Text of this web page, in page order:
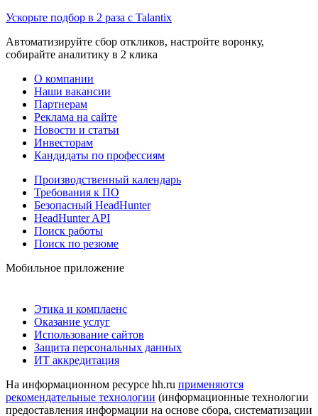
Ускорьте подбор в 2 раза с Talantix
Автоматизируйте сбор откликов, настройте воронку,
собирайте аналитику в 2 клика
О компании
Наши вакансии
Партнерам
Реклама на сайте
Новости и статьи
Инвесторам
Кандидаты по профессиям
Производственный календарь
Требования к ПО
Безопасный HeadHunter
HeadHunter API
Поиск работы
Поиск по резюме
Мобильное приложение
Этика и комплаенс
Оказание услуг
Использование сайтов
Защита персональных данных
ИТ аккредитация
На информационном ресурсе hh.ru применяются
рекомендательные технологии (информационные технологии
предоставления информации на основе сбора, систематизации